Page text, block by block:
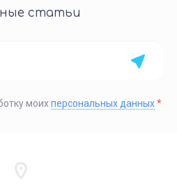
статьи
моихперсональных данных*